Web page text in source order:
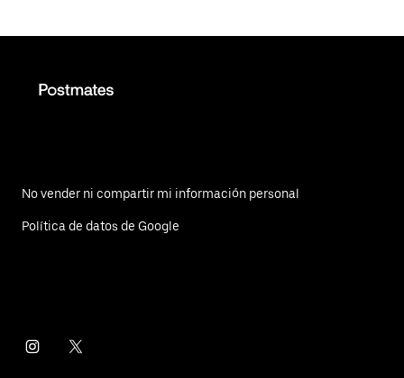
No vender ni compartir mi información personal
Política de datos de Google